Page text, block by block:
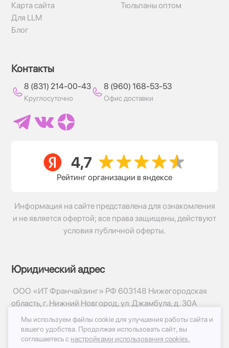
Карта сайта
Для LLM
Блог
Тюльпаны оптом
Контакты
8 (831) 214-00-43
Круглосуточно
8 (960) 168-53-53
Офис доставки
Рейтинг организации в яндексе
Информация на сайте представлена для ознакомления
и не является офертой; все права защищены, действуют
условия публичной оферты.
Юридический адрес
ООО «ИТ Франчайзинг» РФ 603148 Нижегородская
область, г. Нижний Новгород, ул. Джамбула, д. 30А
© 2017-2026г, База Цветов 24.ру
Политика конфиденциальности
Мы используем файлы cookie для улучшения работы сайта и
вашего удобства. Продолжая использовать сайт, вы
соглашаетесь с настройками использования cookies.